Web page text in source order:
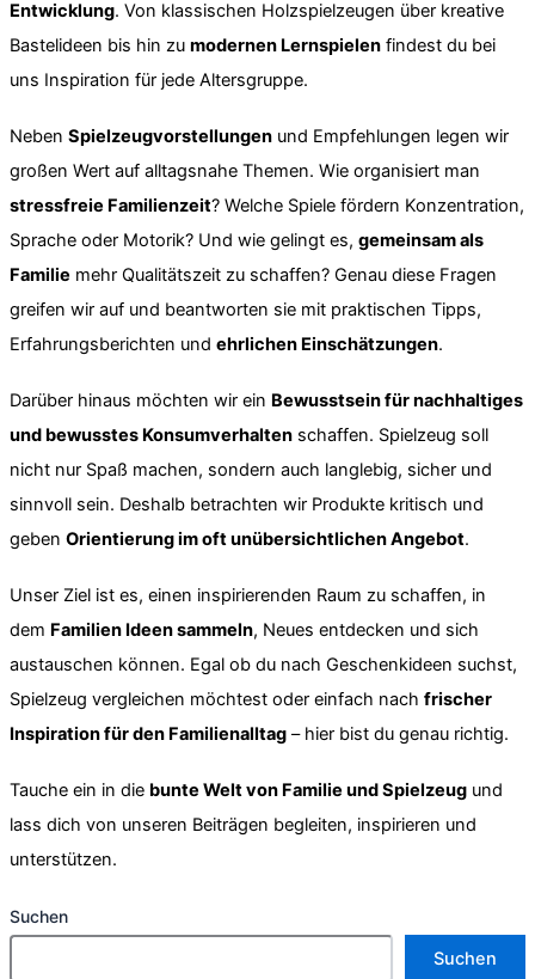
Entwicklung. Von klassischen Holzspielzeugen über kreative
Bastelideen bis hin zu modernen Lernspielen findest du bei
uns Inspiration für jede Altersgruppe.
Neben Spielzeugvorstellungen und Empfehlungen legen wir
großen Wert auf alltagsnahe Themen. Wie organisiert man
stressfreie Familienzeit? Welche Spiele fördern Konzentration,
Sprache oder Motorik? Und wie gelingt es, gemeinsam als
Familie mehr Qualitätszeit zu schaffen? Genau diese Fragen
greifen wir auf und beantworten sie mit praktischen Tipps,
Erfahrungsberichten und ehrlichen Einschätzungen.
Darüber hinaus möchten wir ein Bewusstsein für nachhaltiges
und bewusstes Konsumverhalten schaffen. Spielzeug soll
nicht nur Spaß machen, sondern auch langlebig, sicher und
sinnvoll sein. Deshalb betrachten wir Produkte kritisch und
geben Orientierung im oft unübersichtlichen Angebot.
Unser Ziel ist es, einen inspirierenden Raum zu schaffen, in
dem Familien Ideen sammeln, Neues entdecken und sich
austauschen können. Egal ob du nach Geschenkideen suchst,
Spielzeug vergleichen möchtest oder einfach nach frischer
Inspiration für den Familienalltag – hier bist du genau richtig.
Tauche ein in die bunte Welt von Familie und Spielzeug und
lass dich von unseren Beiträgen begleiten, inspirieren und
unterstützen.
Suchen
Suchen